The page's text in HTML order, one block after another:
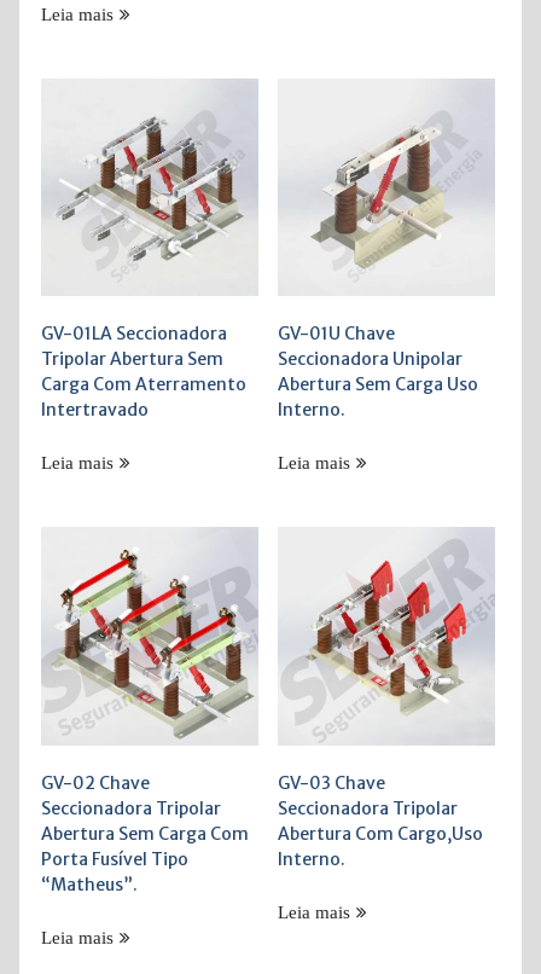
Leia mais
GV-01LA Seccionadora
Tripolar Abertura Sem
Carga Com Aterramento
Intertravado
Leia mais
GV-01U Chave
Seccionadora Unipolar
Abertura Sem Carga Uso
Interno.
Leia mais
GV-02 Chave
Seccionadora Tripolar
Abertura Sem Carga Com
Porta Fusível Tipo
“Matheus”.
Leia mais
GV-03 Chave
Seccionadora Tripolar
Abertura Com Cargo,Uso
Interno.
Leia mais